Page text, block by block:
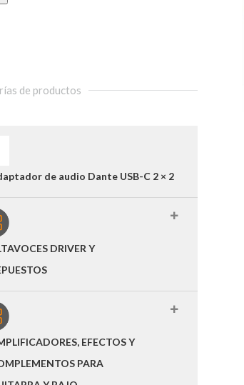
de productos
de audio Dante USB-C 2 × 2
DRIVER Y
EFECTOS Y
PARA